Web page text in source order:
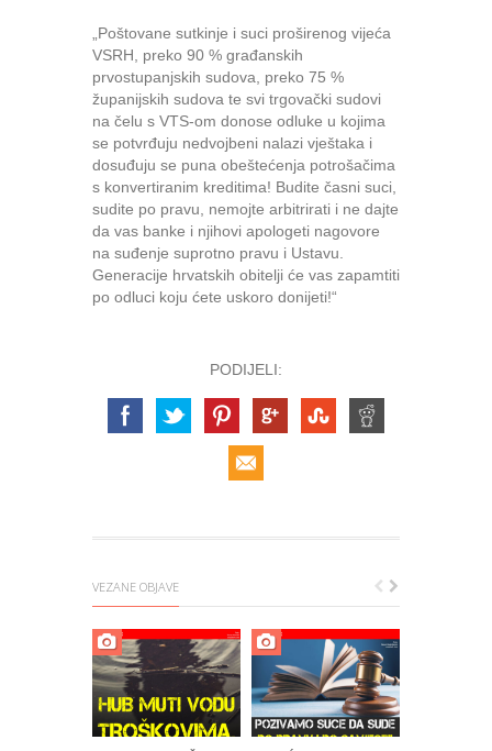
„Poštovane sutkinje i suci proširenog vijeća
VSRH, preko 90 % građanskih
prvostupanjskih sudova, preko 75 %
županijskih sudova te svi trgovački sudovi
na čelu s VTS-om donose odluke u kojima
se potvrđuju nedvojbeni nalazi vještaka i
dosuđuju se puna obeštećenja potrošačima
s konvertiranim kreditima! Budite časni suci,
sudite po pravu, nemojte arbitrirati i ne dajte
da vas banke i njihovi apologeti nagovore
na suđenje suprotno pravu i Ustavu.
Generacije hrvatskih obitelji će vas zapamtiti
po odluci koju ćete uskoro donijeti!“
PODIJELI:
VEZANE OBJAVE